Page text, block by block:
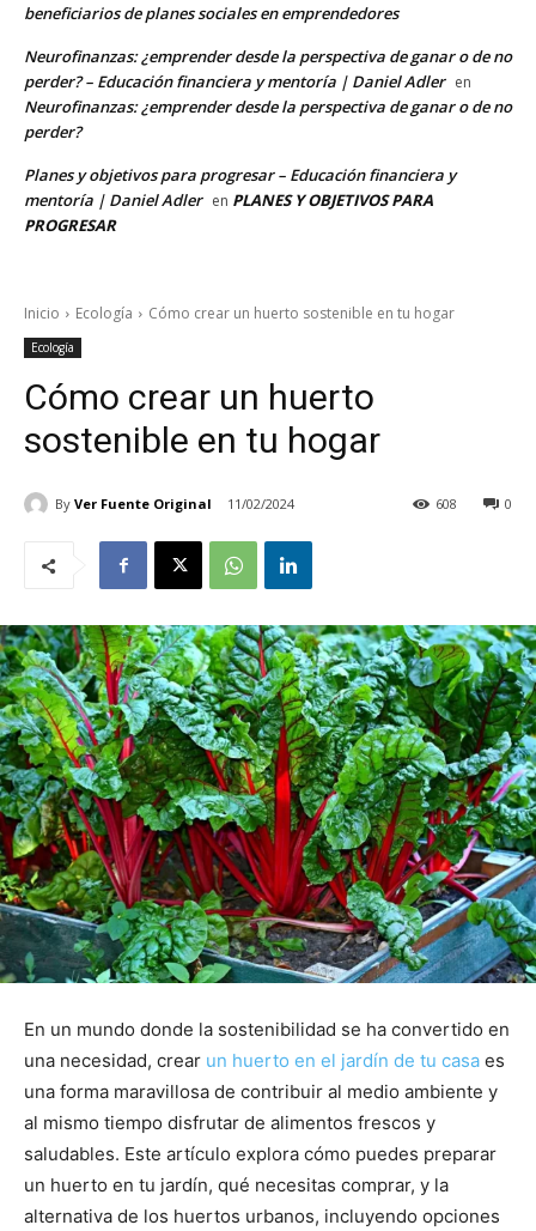
beneficiarios de planes sociales en emprendedores
Neurofinanzas: ¿emprender desde la perspectiva de ganar o de no
perder? – Educación financiera y mentoría | Daniel Adler en
Neurofinanzas: ¿emprender desde la perspectiva de ganar o de no
perder?
Planes y objetivos para progresar – Educación financiera y
mentoría | Daniel Adler en PLANES Y OBJETIVOS PARA
PROGRESAR